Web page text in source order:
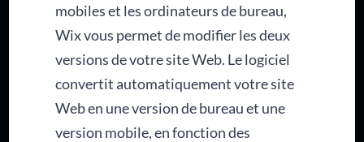
mobiles et les ordinateurs de bureau,
Wix vous permet de modifier les deux
versions de votre site Web. Le logiciel
convertit automatiquement votre site
Web en une version de bureau et une
version mobile, en fonction des